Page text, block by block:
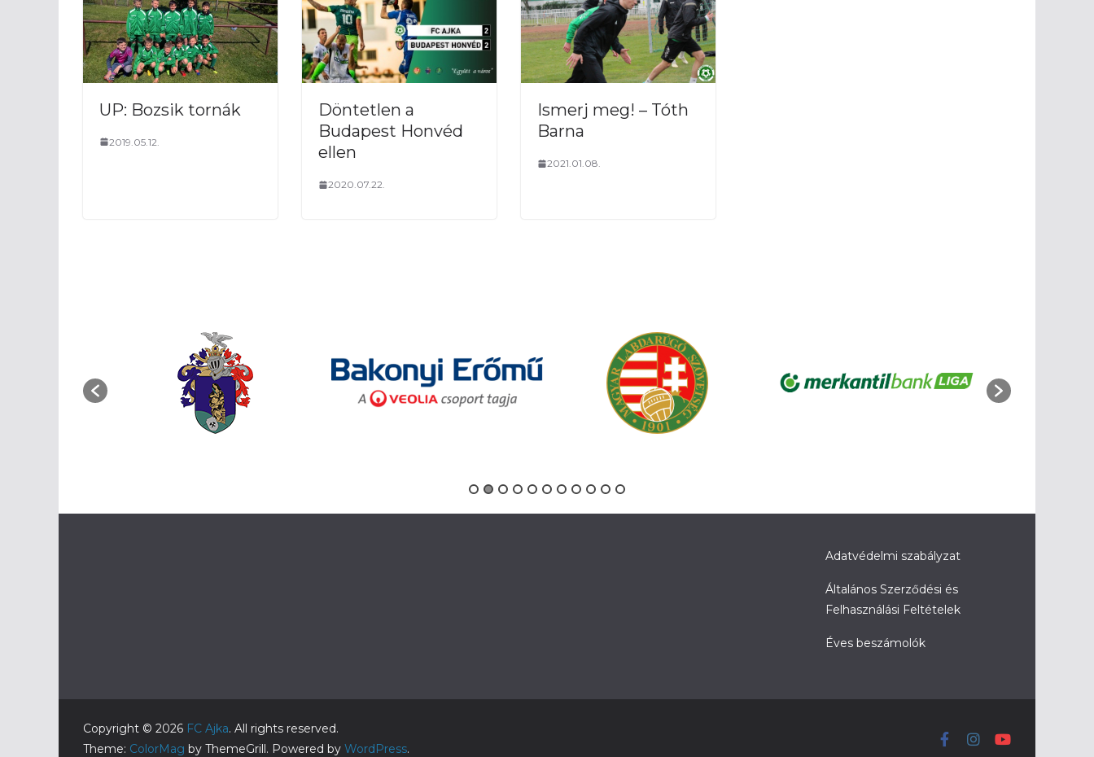
UP: Bozsik tornák
2019.05.12.
Döntetlen a
Budapest Honvéd
ellen
2020.07.22.
Ismerj meg! – Tóth
Barna
2021.01.08.
Adatvédelmi szabályzat
Általános Szerződési és
Felhasználási Feltételek
Éves beszámolók
Copyright © 2026 FC Ajka. All rights reserved.
Theme: ColorMag by ThemeGrill. Powered by WordPress.